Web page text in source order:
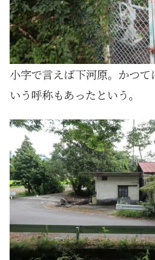
小字で言えば下河原。かつ
いう呼称もあったという。